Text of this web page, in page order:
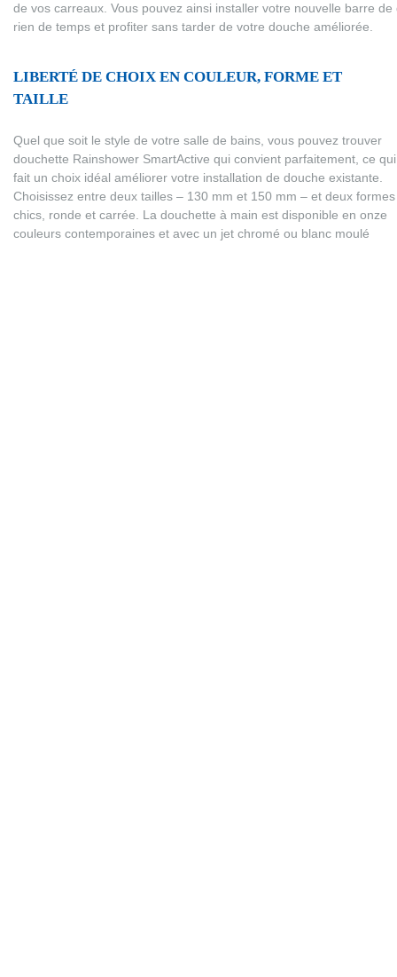
de vos carreaux. Vous pouvez ainsi installer votre nouvelle barre de
rien de temps et profiter sans tarder de votre douche améliorée.
LIBERTÉ DE CHOIX EN COULEUR, FORME ET
TAILLE
Quel que soit le style de votre salle de bains, vous pouvez trouver
douchette Rainshower SmartActive qui convient parfaitement, ce
fait un choix idéal améliorer votre installation de douche existante.
Choisissez entre deux tailles – 130 mm et 150 mm – et deux formes
chics, ronde et carrée. La douchette à main est disponible en onze
couleurs contemporaines et avec un jet chromé ou blanc moulé